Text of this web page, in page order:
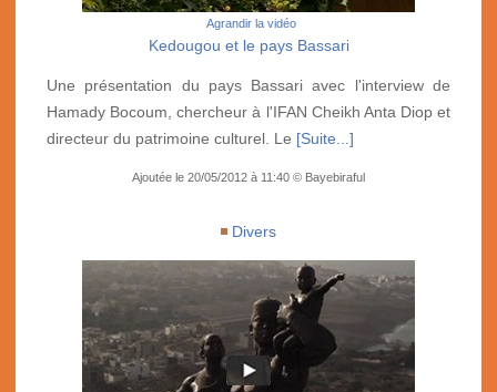
Agrandir la vidéo
Kedougou et le pays Bassari
Une présentation du pays Bassari avec l'interview de
Hamady Bocoum, chercheur à l'IFAN Cheikh Anta Diop et
directeur du patrimoine culturel. Le [Suite...]
Ajoutée le 20/05/2012 à 11:40 © Bayebiraful
Divers